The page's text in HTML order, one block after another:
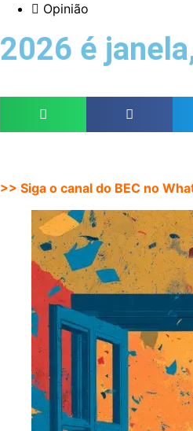
Opinião
2026 é
>> Siga o canal do BEC no